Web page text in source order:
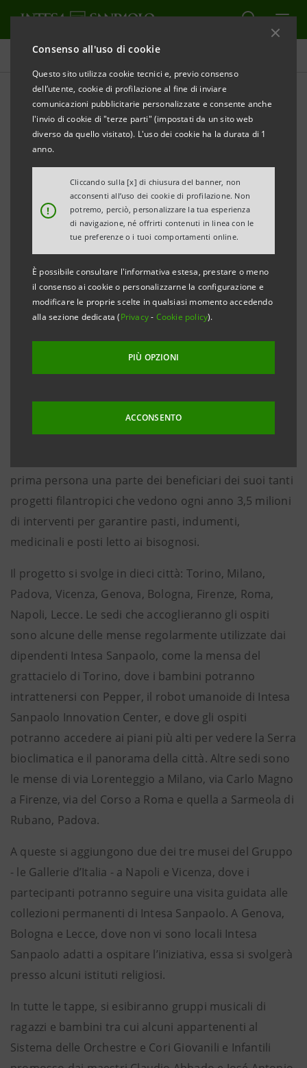
Consenso all'uso di cookie
Questo sito utilizza cookie tecnici e, previo consenso
dell’utente, cookie di profilazione al fine di inviare
comunicazioni pubblicitarie personalizzate e consente anche
l'invio di cookie di "terze parti" (impostati da un sito web
diverso da quello visitato). L'uso dei cookie ha la durata di 1
anno.
!
Cliccando sulla [x] di chiusura del banner, non
acconsenti all’uso dei cookie di profilazione. Non
potremo, perciò, personalizzare la tua esperienza
di navigazione, né offrirti contenuti in linea con le
tue preferenze o i tuoi comportamenti online.
È possibile consultare l'informativa estesa, prestare o meno
il consenso ai cookie o personalizzarne la configurazione e
modificare le proprie scelte in qualsiasi momento accedendo
alla sezione dedicata (Privacy- Cookie policy).
PIÙ OPZIONI
ACCONSENTO
Comunicati stampa
STAMPA AGGIORNA
INTESA SANPAOLO INVITA A PRANZO 2.000
PERSONE IN DIFFICOLTA’ E APRE LE SUE SEDI ALLA
SOLIDARIETA’
‘NOI INSIEME: Natale 2019’ è un progetto
nazionale di condivisione e cultura in dieci tappe
Torino/Milano, 28 novembre 2019– Nel mese di
dicembre Intesa Sanpaolo offrirà un pranzo solidale
con musica e arte a 2.000 persone e famiglie in
situazione di fragilità, aprendo numerose sue sedi in
Italia. I dipendenti del Gruppo, incluse le funzioni di
gli ospiti stando con loro ai tavoli. Inoltre,
contribuiranno con donazioni in buoni pasti e giorni
di ferie i cui corrispettivi nei prossimi mesi andranno
a sostenere mense ed empori solidali Caritas,
proseguendo la vita del progetto oltre il mese di
prima persona una parte dei beneficiari dei suoi tanti
progetti filantropici che vedono ogni anno 3,5 milioni
di interventi per garantire pasti, indumenti,
medicinali e posti letto ai bisognosi.
Il progetto si svolge in dieci città: Torino, Milano,
Padova, Vicenza, Genova, Bologna, Firenze, Roma,
Napoli, Lecce. Le sedi che accoglieranno gli ospiti
sono alcune delle mense regolarmente utilizzate dai
dipendenti Intesa Sanpaolo, come la mensa del
grattacielo di Torino, dove i bambini potranno
intrattenersi con Pepper, il robot umanoide di Intesa
Sanpaolo Innovation Center, e dove gli ospiti
potranno accedere ai piani più alti per vedere la Serra
bioclimatica e il panorama della città. Altre sedi sono
le mense di via Lorenteggio a Milano, via Carlo Magno
a Firenze, via del Corso a Roma e quella a Sarmeola di
Rubano, Padova.
A queste si aggiungono due dei tre musei del Gruppo
- le Gallerie d’Italia - a Napoli e Vicenza, dove i
partecipanti potranno seguire una visita guidata alle
collezioni permanenti di Intesa Sanpaolo. A Genova,
Bologna e Lecce, dove non vi sono locali Intesa
Sanpaolo adatti a ospitare l’iniziativa, essa si svolgerà
presso alcuni istituti religiosi.
In tutte le tappe, si esibiranno gruppi musicali di
ragazzi e bambini tra cui alcuni appartenenti al
Sistema delle Orchestre e Cori Giovanili e Infantili